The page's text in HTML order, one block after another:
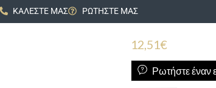
ΚΑΛΕΣΤΕ ΜΑΣ ΡΩΤΗΣΤΕ ΜΑΣ
12,51€
Ρωτήστε έναν